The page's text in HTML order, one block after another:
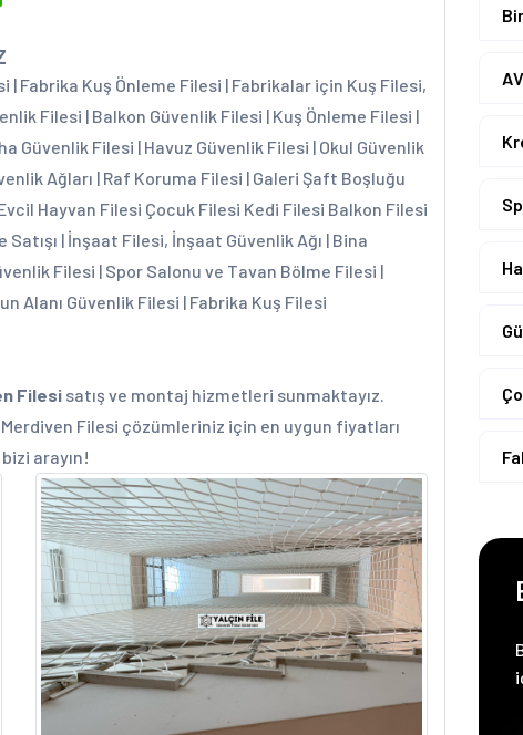
Fabrika Kuş Önleme Filesi | Fabrikalar için Kuş Filesi,
Filesi | Balkon Güvenlik Filesi | Kuş Önleme Filesi |
Güvenlik Filesi | Havuz Güvenlik Filesi | Okul Güvenlik
Ağları | Raf Koruma Filesi | Galeri Şaft Boşluğu
Hayvan Filesi Çocuk Filesi Kedi Filesi Balkon Filesi
| İnşaat Filesi, İnşaat Güvenlik Ağı | Bina
Filesi | Spor Salonu ve Tavan Bölme Filesi |
Alanı Güvenlik Filesi | Fabrika Kuş Filesi
Filesi satış ve montaj hizmetleri sunmaktayız.
Filesi çözümleriniz için en uygun fiyatları
arayın!